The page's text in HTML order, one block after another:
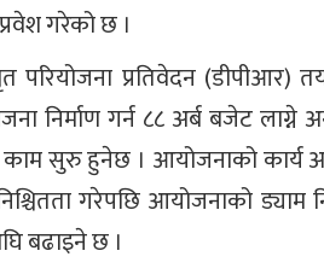
गरेको छ ।
परियोजना प्रतिवेदन
निर्माण गर्न ८८ अर्ब बजेट
सुरु हुनेछ । आयोजनाको कार्य
गरेपछि आयोजनाको ड्याम
बढाइने छ ।